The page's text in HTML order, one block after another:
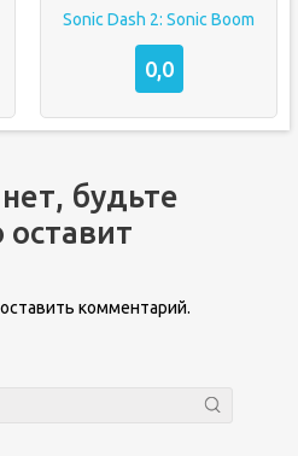
Sonic Dash 2: Sonic Boom
0,0
будьте
комментарий.